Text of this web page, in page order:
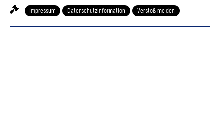
Impressum Datenschutzinformation Verstoß melden